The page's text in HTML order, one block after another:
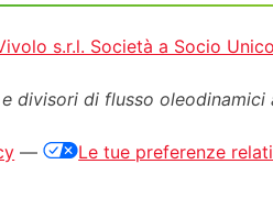
s.r.l. Società a Socio Unico
edivisori di flusso oleodinamici
— Le tue preferenze